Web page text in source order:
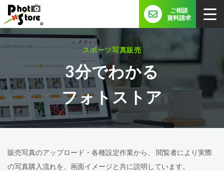
ご相談
資料請求
スポーツ写真販売
3分でわかる
フォトストア
販売写真のアップロード・各種設定作業から、
閲覧者により実際
の写真購入流れを、画面イメージと共に説明しています。